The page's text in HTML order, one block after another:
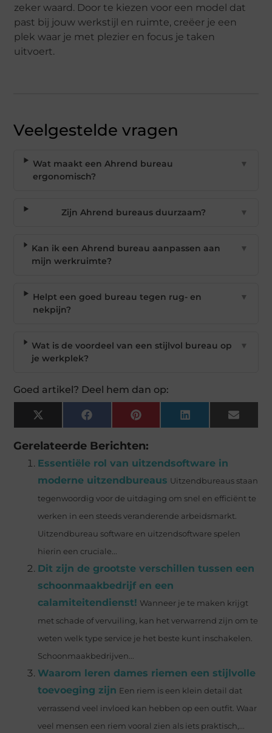
zeker waard. Door te kiezen voor een model dat
past bij jouw werkstijl en ruimte, creëer je een
plek waar je met plezier en focus je taken
uitvoert.
Veelgestelde vragen
Wat maakt een Ahrend bureau
ergonomisch?
▼
Zijn Ahrend bureaus duurzaam? ▼
Kan ik een Ahrend bureau aanpassen aan
mijn werkruimte?
▼
Helpt een goed bureau tegen rug- en
nekpijn?
▼
Wat is de voordeel van een stijlvol bureau op
je werkplek?
▼
Goed artikel? Deel hem dan op:
X
(Twitter)
Facebook Pinterest LinkedIn Email
Gerelateerde Berichten:
Essentiële rol van uitzendsoftware in
moderne uitzendbureaus Uitzendbureaus staan
tegenwoordig voor de uitdaging om snel en efficiënt te
werken in een steeds veranderende arbeidsmarkt.
Uitzendbureau software en uitzendsoftware spelen
hierin een cruciale...
Dit zijn de grootste verschillen tussen een
schoonmaakbedrijf en een
calamiteitendienst! Wanneer je te maken krijgt
met schade of vervuiling, kan het verwarrend zijn om te
weten welk type service je het beste kunt inschakelen.
Schoonmaakbedrijven...
Waarom leren dames riemen een stijlvolle
toevoeging zijn Een riem is een klein detail dat
verrassend veel invloed kan hebben op een outfit. Waar
veel mensen een riem vooral zien als iets praktisch,...